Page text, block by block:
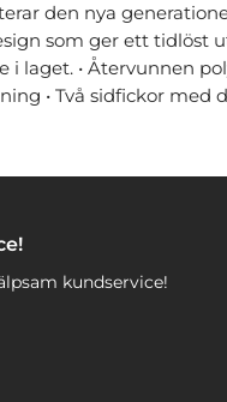
den nya
som ger ett
i laget. • Återvunnen
• Två sidfickor med
kundservice!